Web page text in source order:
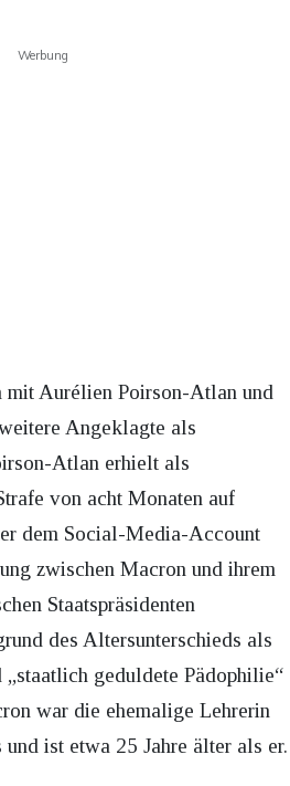
Werbung
mit Aurélien Poirson-Atlan und
Angeklagte als
Atlan erhielt als
von acht Monaten auf
dem Social-Media-Account
zwischen Macron und ihrem
Staatspräsidenten
des Altersunterschieds als
„staatlich geduldete Pädophilie“
war die ehemalige Lehrerin
ist etwa 25 Jahre älter als er.